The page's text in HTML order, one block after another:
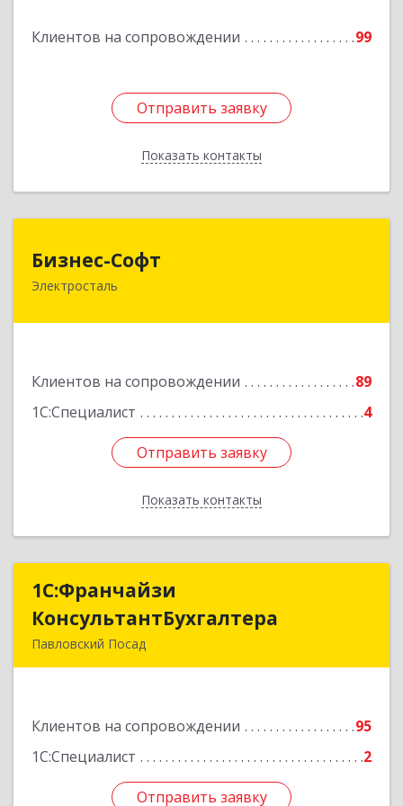
Клиентов на сопровождении 99
Отправить заявку
Показать контакты
Подробнее
Отправить заявку
Назад
Бизнес-Софт
Электросталь
Клиентов на сопровождении
89
1С:Специалист
4
Отправить заявку
Показать контакты
144000, Московская обл, Электросталь г, Карла
Отправить заявку
Назад
1С:Франчайзи
КонсультантБухгалтера
Павловский Посад
Клиентов на сопровождении
95
1С:Специалист
2
Отправить заявку
КонсультантБухгалтера
Подробнее
Отправить заявку